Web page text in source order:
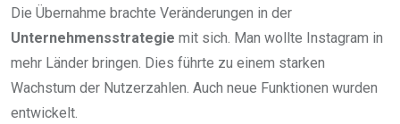
Die Übernahme brachte Veränderungen in der
Unternehmensstrategie mit sich. Man wollte Instagram in
mehr Länder bringen. Dies führte zu einem starken
Wachstum der Nutzerzahlen. Auch neue Funktionen wurden
entwickelt.